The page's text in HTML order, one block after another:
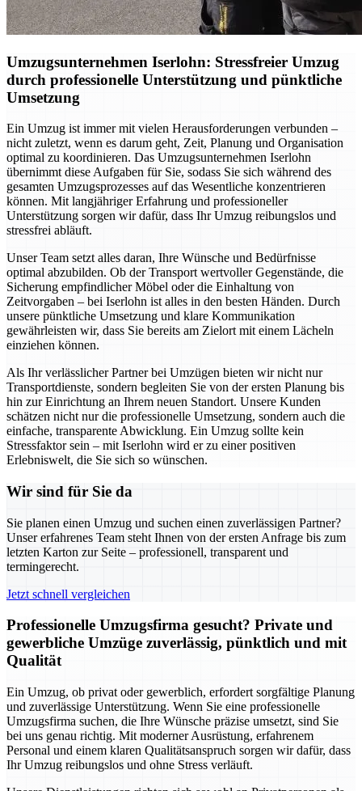
Umzugsunternehmen Iserlohn: Stressfreier Umzug
durch professionelle Unterstützung und pünktliche
Umsetzung
Ein Umzug ist immer mit vielen Herausforderungen verbunden –
nicht zuletzt, wenn es darum geht, Zeit, Planung und Organisation
optimal zu koordinieren. Das Umzugsunternehmen Iserlohn
übernimmt diese Aufgaben für Sie, sodass Sie sich während des
gesamten Umzugsprozesses auf das Wesentliche konzentrieren
können. Mit langjähriger Erfahrung und professioneller
Unterstützung sorgen wir dafür, dass Ihr Umzug reibungslos und
stressfrei abläuft.
Unser Team setzt alles daran, Ihre Wünsche und Bedürfnisse
optimal abzubilden. Ob der Transport wertvoller Gegenstände, die
Sicherung empfindlicher Möbel oder die Einhaltung von
Zeitvorgaben – bei Iserlohn ist alles in den besten Händen. Durch
unsere pünktliche Umsetzung und klare Kommunikation
gewährleisten wir, dass Sie bereits am Zielort mit einem Lächeln
einziehen können.
Als Ihr verlässlicher Partner bei Umzügen bieten wir nicht nur
Transportdienste, sondern begleiten Sie von der ersten Planung bis
hin zur Einrichtung an Ihrem neuen Standort. Unsere Kunden
schätzen nicht nur die professionelle Umsetzung, sondern auch die
einfache, transparente Abwicklung. Ein Umzug sollte kein
Stressfaktor sein – mit Iserlohn wird er zu einer positiven
Erlebniswelt, die Sie sich so wünschen.
Wir sind für Sie da
Sie planen einen Umzug und suchen einen zuverlässigen Partner?
Unser erfahrenes Team steht Ihnen von der ersten Anfrage bis zum
letzten Karton zur Seite – professionell, transparent und
termingerecht.
Jetzt schnell vergleichen
Professionelle Umzugsfirma gesucht? Private und
gewerbliche Umzüge zuverlässig, pünktlich und mit
Qualität
Ein Umzug, ob privat oder gewerblich, erfordert sorgfältige Planung
und zuverlässige Unterstützung. Wenn Sie eine professionelle
Umzugsfirma suchen, die Ihre Wünsche präzise umsetzt, sind Sie
bei uns genau richtig. Mit moderner Ausrüstung, erfahrenem
Personal und einem klaren Qualitätsanspruch sorgen wir dafür, dass
Ihr Umzug reibungslos und ohne Stress verläuft.